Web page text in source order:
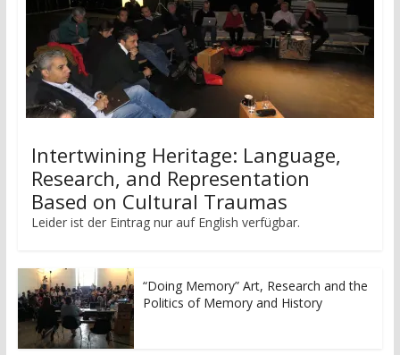
Intertwining Heritage: Language,
Research, and Representation
Based on Cultural Traumas
Leider ist der Eintrag nur auf English verfügbar.
“Doing Memory” Art, Research and the
Politics of Memory and History